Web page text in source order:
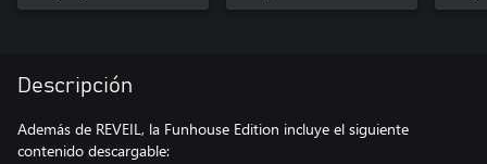
Descripción
Además de REVEIL, la Funhouse Edition incluye el siguiente
contenido descargable: